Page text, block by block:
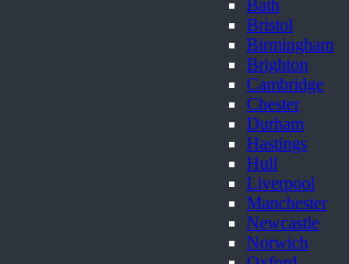
Bath
Bristol
Birmingham
Brighton
Cambridge
Chester
Durham
Hastings
Hull
Liverpool
Manchester
Newcastle
Norwich